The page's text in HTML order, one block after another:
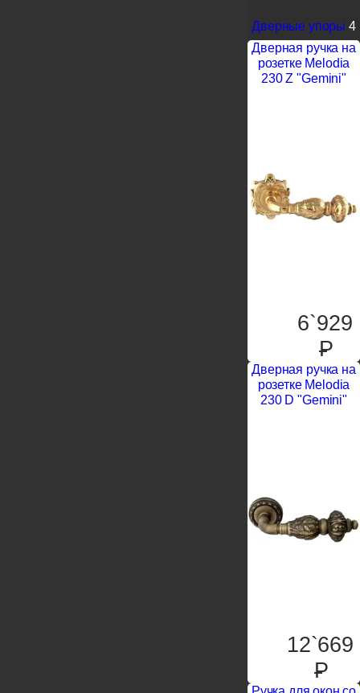
Дверные упоры 4
Дверная ручка на
розетке Melodia
230 Z "Gemini"
6`929
P
Дверная ручка на
розетке Melodia
230 D "Gemini"
12`669
P